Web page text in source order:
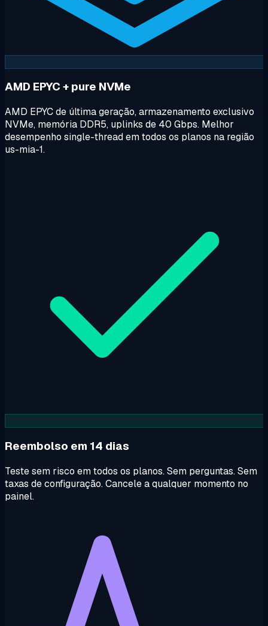
AMD EPYC + pure NVMe
AMD EPYC de última geração, armazenamento exclusivo
NVMe, memória DDR5, uplinks de 40 Gbps. Melhor
desempenho single-thread em todos os planos na região
us-mia-1.
Reembolso em 14 dias
Teste sem risco em todos os planos. Sem perguntas. Sem
taxas de configuração. Cancele a qualquer momento no
painel.